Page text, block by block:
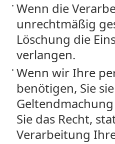
Wenn die
unrechtmäßig
Löschung die
verlangen.
Wenn wir Ihre
benötigen, Sie
Sie das Recht,
Verarbeitung